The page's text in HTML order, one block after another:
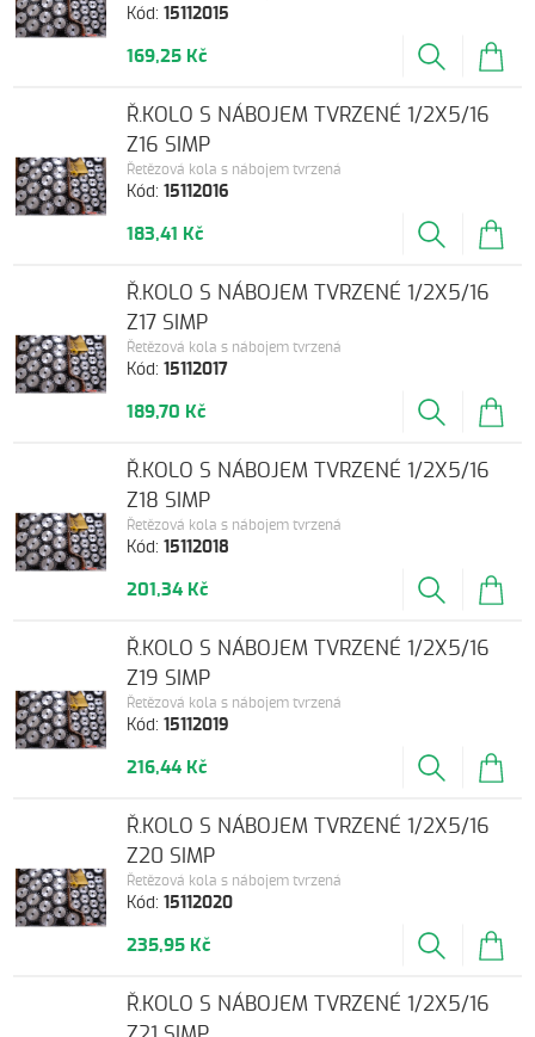
Kód:15112015
169,25 Kč
Kód:15112016
Řetězová kola s nábojem tvrzená
Ř.KOLO S NÁBOJEM TVRZENÉ 1/2X5/16
Z16 SIMP
183,41 Kč
Kód:15112017
Řetězová kola s nábojem tvrzená
Ř.KOLO S NÁBOJEM TVRZENÉ 1/2X5/16
Z17 SIMP
189,70 Kč
Kód:15112018
Řetězová kola s nábojem tvrzená
Ř.KOLO S NÁBOJEM TVRZENÉ 1/2X5/16
Z18 SIMP
201,34 Kč
Kód:15112019
Řetězová kola s nábojem tvrzená
Ř.KOLO S NÁBOJEM TVRZENÉ 1/2X5/16
Z19 SIMP
216,44 Kč
Kód:15112020
Řetězová kola s nábojem tvrzená
Ř.KOLO S NÁBOJEM TVRZENÉ 1/2X5/16
Z20 SIMP
235,95 Kč
Ř.KOLO S NÁBOJEM TVRZENÉ 1/2X5/16